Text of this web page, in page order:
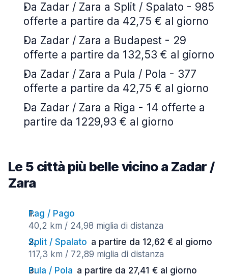
Da Zadar / Zara a Split / Spalato - 985
offerte a partire da 42,75 € al giorno
Da Zadar / Zara a Budapest - 29
offerte a partire da 132,53 € al giorno
Da Zadar / Zara a Pula / Pola - 377
offerte a partire da 42,75 € al giorno
Da Zadar / Zara a Riga - 14 offerte a
partire da 1229,93 € al giorno
Le 5 città più belle vicino a Zadar /
Zara
Pag / Pago
40,2 km / 24,98 miglia di distanza
Split / Spalato a partire da 12,62 € al giorno
117,3 km / 72,89 miglia di distanza
Pula / Pola a partire da 27,41 € al giorno